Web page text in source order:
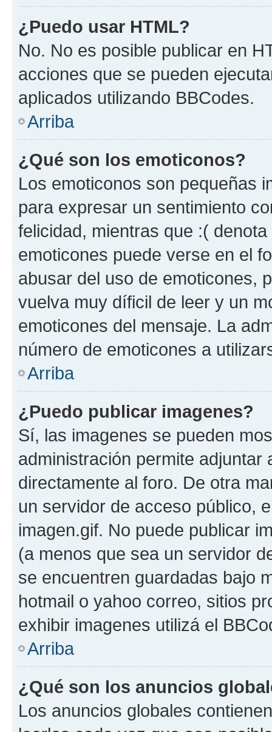
¿Puedo usar HTML?
No. No es posible publicar en
acciones que se pueden
aplicados utilizando BBCodes.
Arriba
¿Qué son los emoticonos?
Los emoticonos son pequeñas
para expresar un sentimiento
felicidad, mientras que :(
emoticones puede verse en el
abusar del uso de emoticones,
vuelva muy díficil de leer y un
emoticones del mensaje. La
número de emoticones a
Arriba
¿Puedo publicar imagenes?
Sí, las imagenes se pueden
administración permite
directamente al foro. De otra
un servidor de acceso público,
imagen.gif. No puede publicar
(a menos que sea un servidor
se encuentren guardadas bajo
hotmail o yahoo correo, sitios
exhibir imagenes utilizá el
Arriba
¿Qué son los anuncios
Los anuncios globales